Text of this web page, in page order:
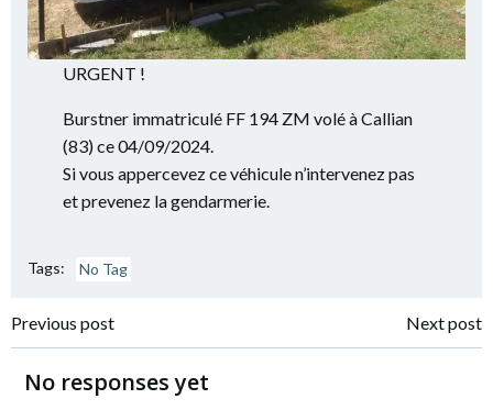
URGENT !
Burstner immatriculé FF 194 ZM volé à Callian
(83) ce 04/09/2024.
Si vous appercevez ce véhicule n’intervenez pas
et prevenez la gendarmerie.
Tags: No Tag
Post
navigation
Previous post Next post
No responses yet